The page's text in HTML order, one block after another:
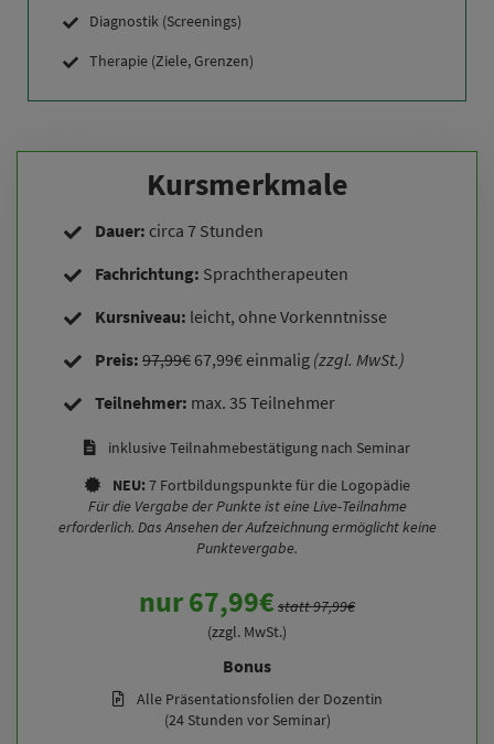
Diagnostik (Screenings)
Therapie (Ziele, Grenzen)
Kursmerkmale
Dauer: circa 7 Stunden
Fachrichtung: Sprachtherapeuten
Kursniveau: leicht, ohne Vorkenntnisse
Preis: 97,99€ 67,99€ einmalig (zzgl. MwSt.)
Teilnehmer: max. 35 Teilnehmer
inklusive Teilnahmebestätigung nach Seminar
NEU:7 Fortbildungspunkte für die Logopädie
Für die Vergabe der Punkte ist eine Live-Teilnahme
erforderlich. Das Ansehen der Aufzeichnung ermöglicht keine
Punktevergabe.
nur 67,99€statt 97,99€
(zzgl. MwSt.)
Bonus
Alle Präsentationsfolien der Dozentin
(24 Stunden vor Seminar)